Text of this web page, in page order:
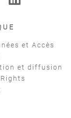
et Accès
et diffusion